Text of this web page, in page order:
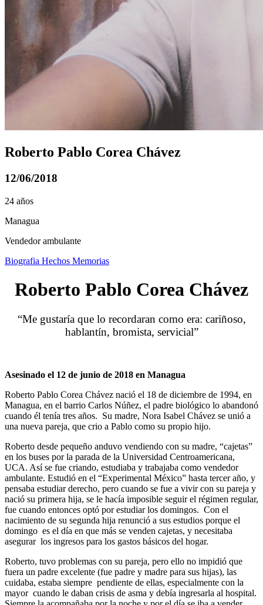
Roberto Pablo Corea Chávez
12/06/2018
24 años
Managua
Vendedor ambulante
Biografia Hechos Memorias
Roberto Pablo Corea Chávez
“Me gustaría que lo recordaran como era: cariñoso,
hablantín, bromista, servicial”
Asesinado el 12 de junio de 2018 en Managua
Roberto Pablo Corea Chávez nació el 18 de diciembre de 1994, en
Managua, en el barrio Carlos Núñez, el padre biológico lo abandonó
cuando él tenía tres años. Su madre, Nora Isabel Chávez se unió a
una nueva pareja, que crio a Pablo como su propio hijo.
Roberto desde pequeño anduvo vendiendo con su madre, “cajetas”
en los buses por la parada de la Universidad Centroamericana,
UCA. Así se fue criando, estudiaba y trabajaba como vendedor
ambulante. Estudió en el “Experimental México” hasta tercer año, y
pensaba estudiar derecho, pero cuando se fue a vivir con su pareja y
nació su primera hija, se le hacía imposible seguir el régimen regular,
fue cuando entonces optó por estudiar los domingos. Con el
nacimiento de su segunda hija renunció a sus estudios porque el
domingo es el día en que más se venden cajetas, y necesitaba
asegurar los ingresos para los gastos básicos del hogar.
Roberto, tuvo problemas con su pareja, pero ello no impidió que
fuera un padre excelente (fue padre y madre para sus hijas), las
cuidaba, estaba siempre pendiente de ellas, especialmente con la
mayor cuando le daban crisis de asma y debía ingresarla al hospital.